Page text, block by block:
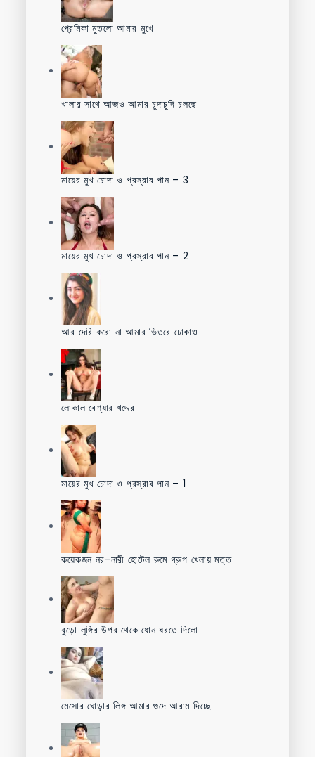
প্রেমিকা মুতলো আমার মুখে
খালার সাথে আজও আমার চুদাচুদি চলছে
মায়ের মুখ চোদা ও প্রস্রাব পান – 3
মায়ের মুখ চোদা ও প্রস্রাব পান – 2
আর দেরি করো না আমার ভিতরে ঢোকাও
লোকাল বেশ্যার খদ্দের
মায়ের মুখ চোদা ও প্রস্রাব পান – 1
কয়েকজন নর-নারী হোটেল রুমে গ্রুপ খেলায় মত্ত
বুড়ো লুঙ্গির উপর থেকে ধোন ধরতে দিলো
মেসোর ঘোড়ার লিঙ্গ আমার গুদে আরাম দিচ্ছে